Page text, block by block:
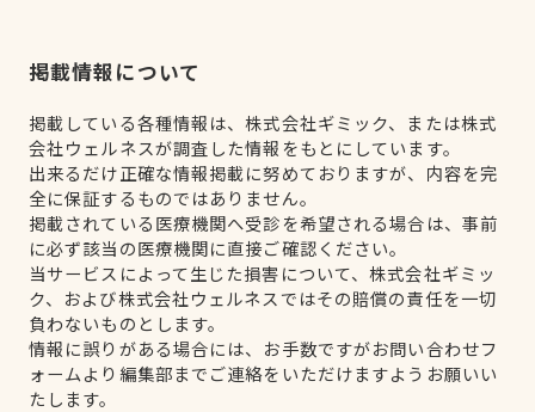
掲載情報について
掲載している各種情報は、株式会社ギミック、または株式
会社ウェルネスが調査した情報をもとにしています。
出来るだけ正確な情報掲載に努めておりますが、内容を完
全に保証するものではありません。
掲載されている医療機関へ受診を希望される場合は、事前
に必ず該当の医療機関に直接ご確認ください。
当サービスによって生じた損害について、株式会社ギミッ
ク、および株式会社ウェルネスではその賠償の責任を一切
負わないものとします。
情報に誤りがある場合には、お手数ですがお問い合わせフ
ォームより編集部までご連絡をいただけますようお願いい
たします。